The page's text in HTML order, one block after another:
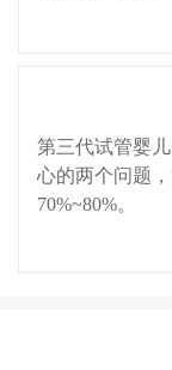
第三代试管婴
心的两个问题
70%~80%。